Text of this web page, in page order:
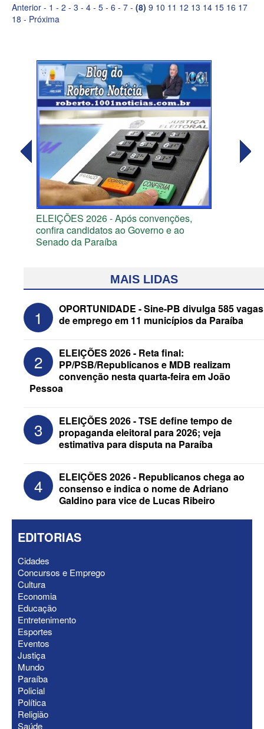
Anterior - 1 - 2 - 3 - 4 - 5 - 6 - 7 - (8) 9 10 11 12 13 14 15 16 17
18 - Próxima
ELEIÇÕES 2026 - Após convenções,
confira candidatos ao Governo e ao
Senado da Paraíba
ELEIÇÕES 2026 - Senado: Novo
anuncia Zé Carneiro e Pastor Jader
Medeiros na suplência de Major Fábio
ELEIÇÕES 2026 - Nabor Vanderley
pede primeiro voto em João Azevêdo e
oficializa Daniella Ribeiro como
suplente
MAIS LIDAS
1
OPORTUNIDADE - Sine-PB divulga 585 vagas
de emprego em 11 municípios da Paraíba
2
ELEIÇÕES 2026 - Reta final:
PP/PSB/Republicanos e MDB realizam
convenção nesta quarta-feira em João
Pessoa
3
ELEIÇÕES 2026 - TSE define tempo de
propaganda eleitoral para 2026; veja
estimativa para disputa na Paraíba
4
ELEIÇÕES 2026 - Republicanos chega ao
consenso e indica o nome de Adriano
Galdino para vice de Lucas Ribeiro
EDITORIAS
Cidades
Concursos e Emprego
Cultura
Economia
Educação
Entretenimento
Esportes
Eventos
Justiça
Mundo
Paraíba
Policial
Política
Religião
Saúde